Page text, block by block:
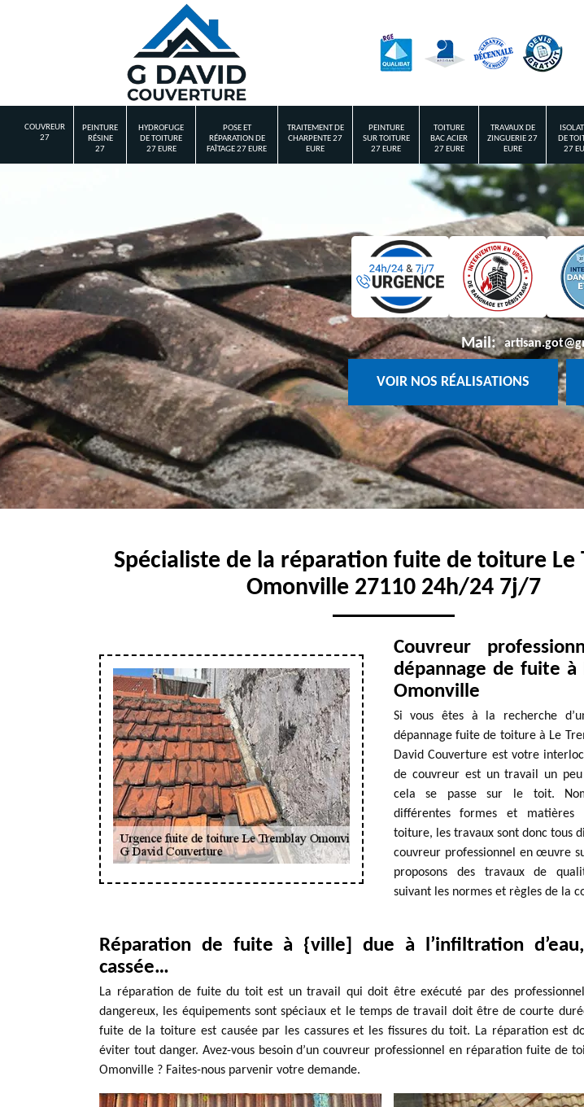
COUVREUR
27
PEINTURE
RÉSINE
27
HYDROFUGE
DE TOITURE
27 EURE
POSE ET
RÉPARATION DE
FAÎTAGE 27 EURE
TRAITEMENT DE
CHARPENTE 27
EURE
PEINTURE
SUR TOITURE
27 EURE
TOITURE
BAC ACIER
27 EURE
TRAVAUX DE
ZINGUERIE 27
EURE
DE
27
Mail:
VOIR NOS RÉALISATIONS
Spécialiste de la réparation fuite de toiture Le
Omonville 27110 24h/24 7j/7
Couvreur
dépannage de fuite à
Omonville
Si vous êtes à la recherche
dépannage fuite de toiture à Le
David Couverture est votre
de couvreur est un travail un
cela se passe sur le toit.
différentes formes et matières
toiture, les travaux sont donc tous
couvreur professionnel en œuvre
proposons des travaux de
suivant les normes et règles de la
Réparation de fuite à {ville] due à l’infiltration
cassée…
La réparation de fuite du toit est un travail qui doit être exécuté par des
dangereux, les équipements sont spéciaux et le temps de travail doit être de courte
fuite de la toiture est causée par les cassures et les fissures du toit. La réparation est
éviter tout danger. Avez-vous besoin d’un couvreur professionnel en réparation fuite de
Omonville ? Faites-nous parvenir votre demande.